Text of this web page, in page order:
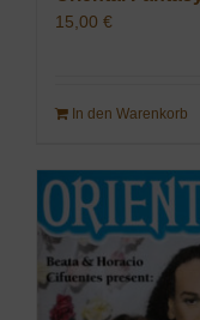
15,00 €
In den Warenkorb